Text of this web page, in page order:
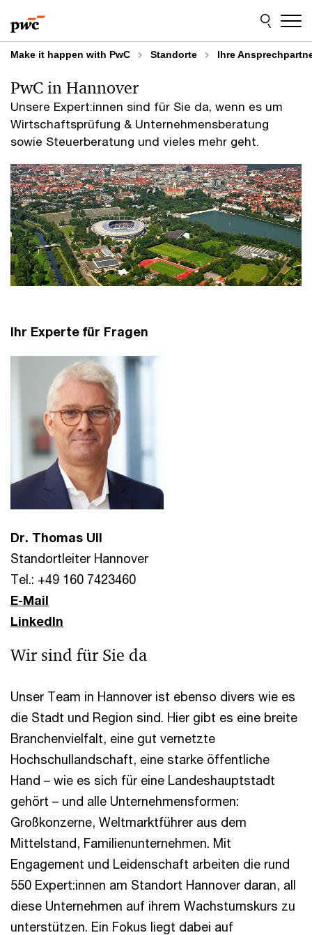
to
content
to
footer
Make it happen with PwC Standorte ­Ihre
Unsere Expert:innen sind für Sie da, wenn es um
Wirtschaftsprüfung & Unternehmensberatung
sowie Steuerberatung und vieles mehr geht.
PwC in Hannover
Ihr Experte für Fragen
Dr. Thomas Ull
Standortleiter Hannover
Tel.: +49 160 7423460
E-Mail
LinkedIn
Wir sind für Sie da
Unser Team in Hannover ist ebenso divers wie es
die Stadt und Region sind. Hier gibt es eine breite
Branchenvielfalt, eine gut vernetzte
Hochschullandschaft, eine starke öffentliche
Hand – wie es sich für eine Landeshauptstadt
gehört – und alle Unternehmensformen:
Großkonzerne, Weltmarktführer aus dem
Mittelstand, Familienunternehmen. Mit
Engagement und Leidenschaft arbeiten die rund
550 Expert:innen am Standort Hannover daran, all
diese Unternehmen auf ihrem Wachstumskurs zu
unterstützen. Ein Fokus liegt dabei auf